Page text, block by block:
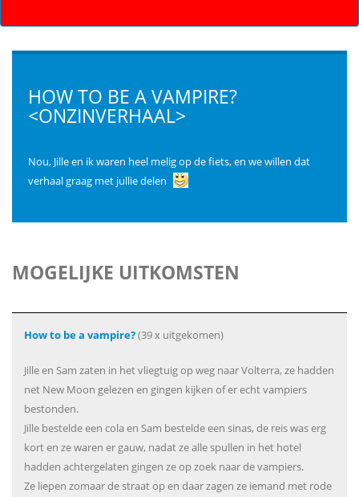
HOW TO BE A VAMPIRE?
<ONZINVERHAAL>
Nou, Jille en ik waren heel melig op de fiets, en we willen dat
verhaal graag met jullie delen
MOGELIJKE UITKOMSTEN
How to be a vampire?(39 x uitgekomen)
Jille en Sam zaten in het vliegtuig op weg naar Volterra, ze hadden
net New Moon gelezen en gingen kijken of er echt vampiers
bestonden.
Jille bestelde een cola en Sam bestelde een sinas, de reis was erg
kort en ze waren er gauw, nadat ze alle spullen in het hotel
hadden achtergelaten gingen ze op zoek naar de vampiers.
Ze liepen zomaar de straat op en daar zagen ze iemand met rode